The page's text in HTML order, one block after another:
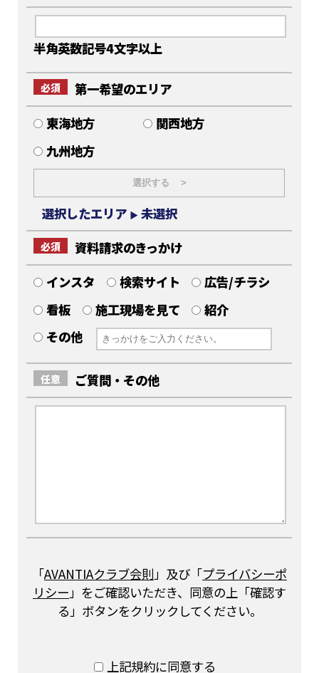
半角英数記号4文字以上
必須
第一希望のエリア
東海地方
関西地方
九州地方
選択する >
選択したエリア ▶ 未選択
必須
資料請求のきっかけ
インスタ
検索サイト
広告/チラシ
看板
施工現場を見て
紹介
その他
任意 ご質問・その他
「AVANTIAクラブ会則 」及び「プライバシーポ
リシー 」をご確認いただき、同意の上「確認す
る」ボタンをクリックしてください。
上記規約に同意する